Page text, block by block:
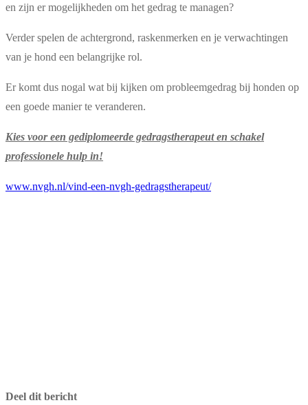
en zijn er mogelijkheden om het gedrag te managen?
Verder spelen de achtergrond, raskenmerken en je verwachtingen
van je hond een belangrijke rol.
Er komt dus nogal wat bij kijken om probleemgedrag bij honden op
een goede manier te veranderen.
Kies voor een gediplomeerde gedragstherapeut en schakel
professionele hulp in!
www.nvgh.nl/vind-een-nvgh-gedragstherapeut/
Deel dit bericht